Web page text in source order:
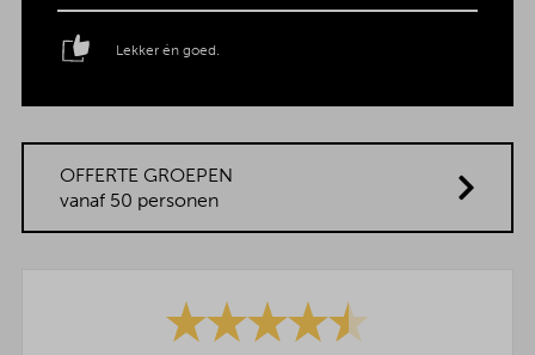
Lekker én goed.
OFFERTE GROEPEN
vanaf 50 personen